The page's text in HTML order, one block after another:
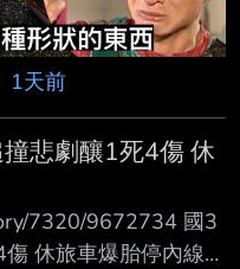
1天前
悲劇釀1死4傷 休
7320/9672734 國3
休旅車爆胎停內線遭